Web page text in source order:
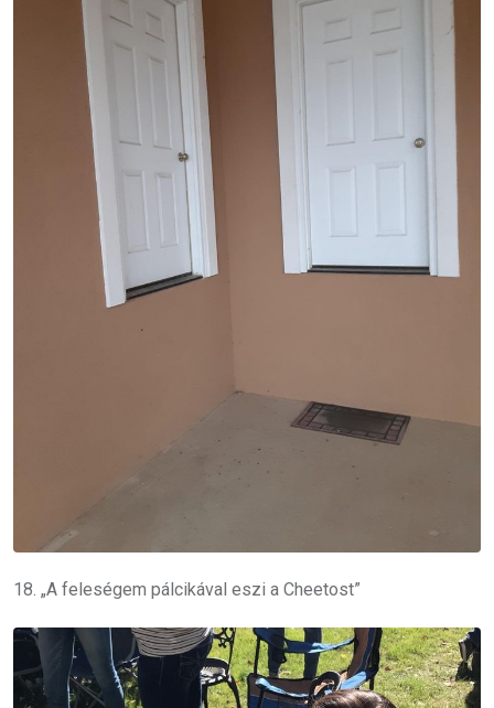
18. „A feleségem pálcikával eszi a Cheetost”